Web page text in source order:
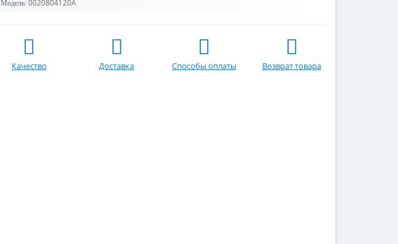
Модель: 0020804120A
Качество Доставка Способы оплаты Возврат товара